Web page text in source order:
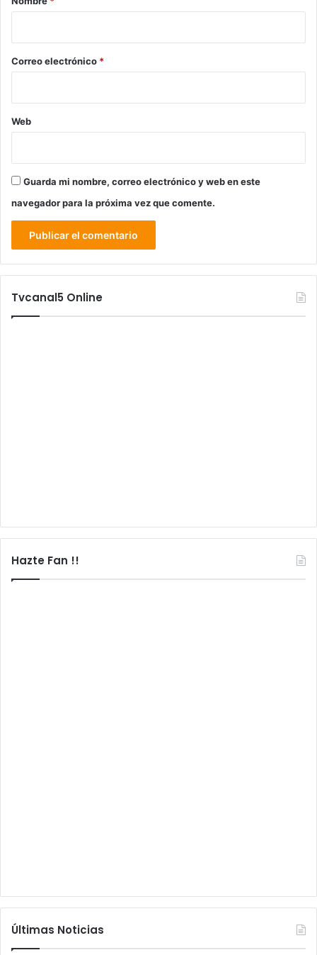
*
Correo electrónico *
Web
Guarda mi nombre, correo electrónico y web en este
navegador para la próxima vez que comente.
Tvcanal5 Online
Hazte Fan !!
Últimas Noticias